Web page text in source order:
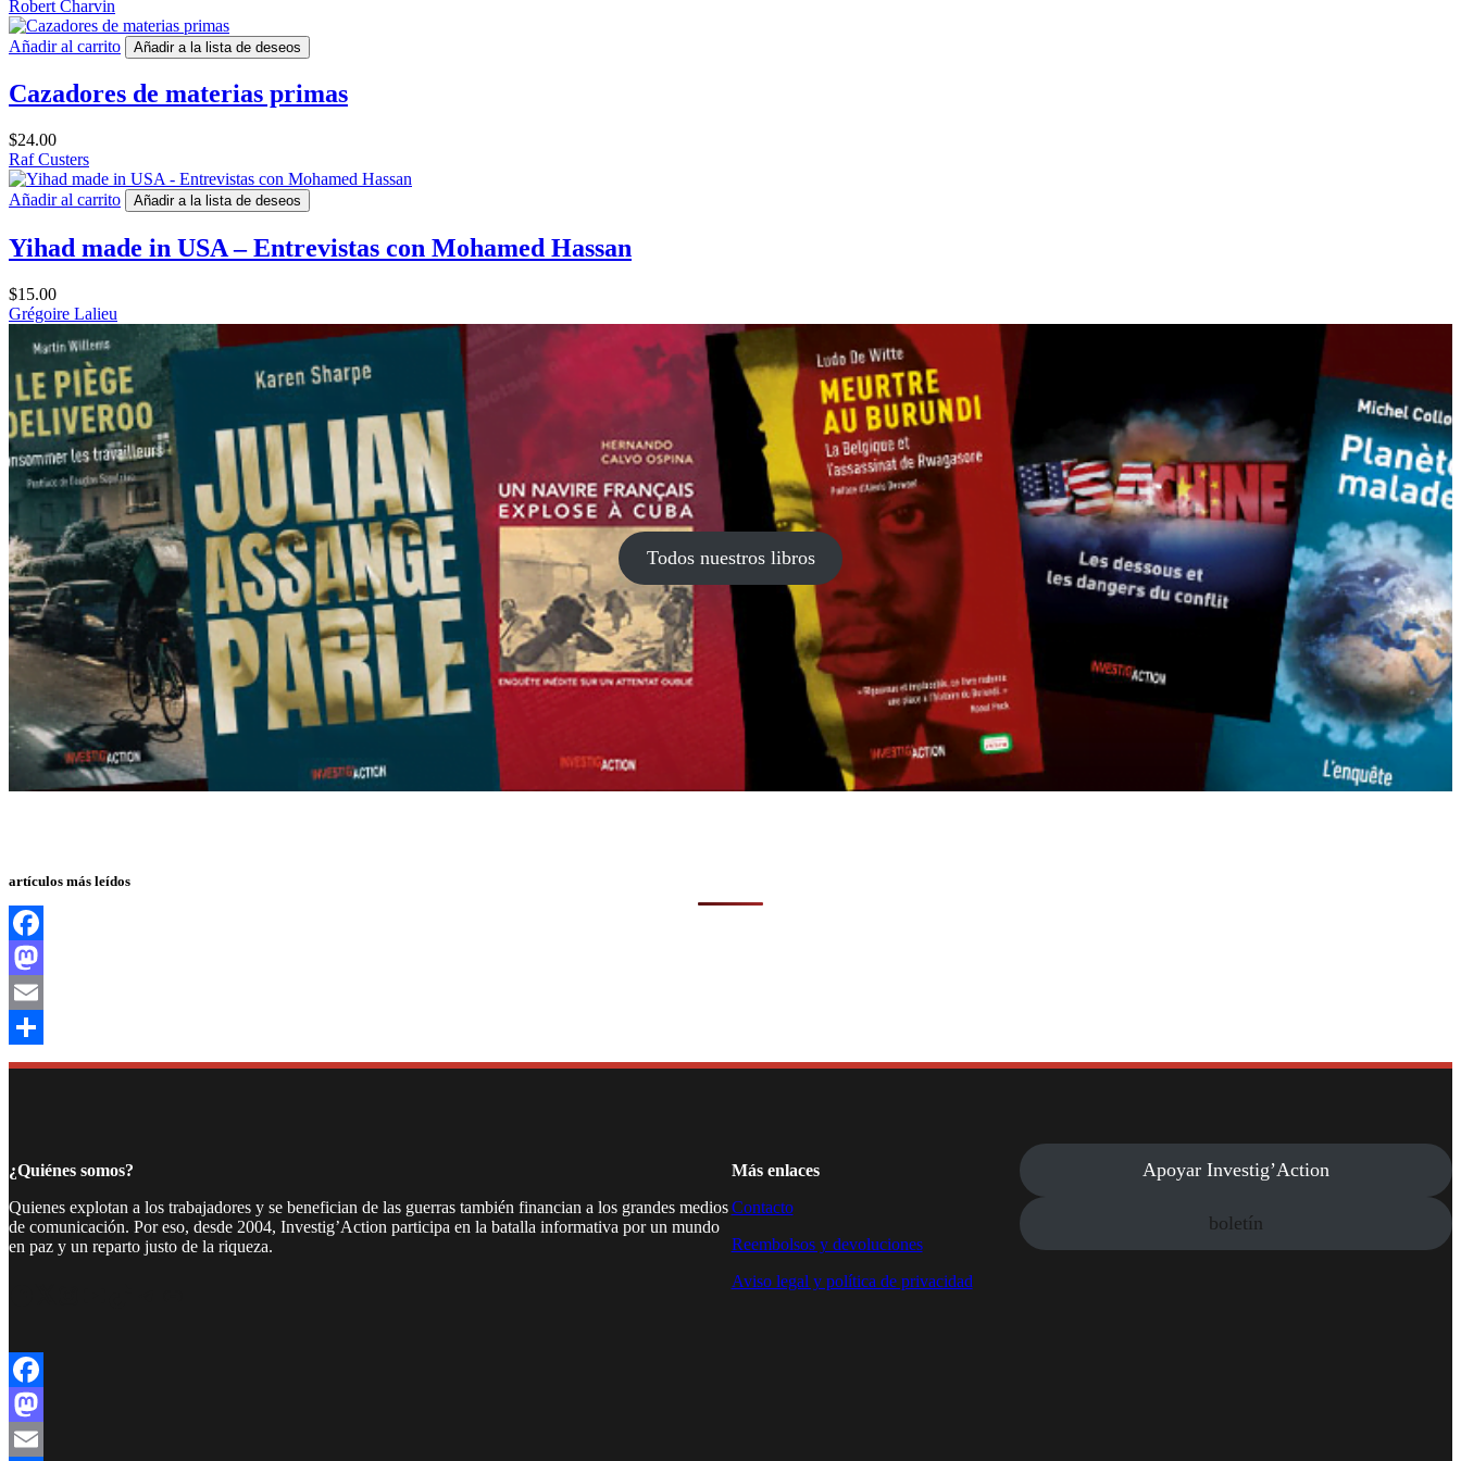
Robert Charvin
Añadir al carrito Añadir a la lista de deseos
Cazadores de materias primas
$24.00
Raf Custers
Añadir al carrito Añadir a la lista de deseos
Yihad made in USA – Entrevistas con Mohamed Hassan
$15.00
Grégoire Lalieu
Todos nuestros libros
artículos más leídos
Facebook
Mastodon
Email
Compartir
¿Quiénes somos?
Quienes explotan a los trabajadores y se benefician de las guerras también financian a los grandes medios
de comunicación. Por eso, desde 2004, Investig’Action participa en la batalla informativa por un mundo
en paz y un reparto justo de la riqueza.
Más enlaces
Contacto
Reembolsos y devoluciones
Aviso legal y política de privacidad
Apoyar Investig’Action
boletín
Facebook
Mastodon